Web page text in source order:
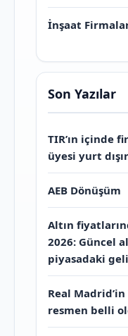
İnşaat
Son Yazılar
TIR’ın içinde
üyesi yurt
AEB Dönüşüm
Altın
2026: Güncel
piyasadaki
Real
resmen belli